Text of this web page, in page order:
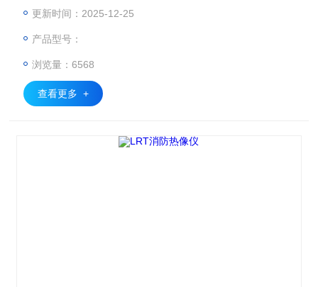
用方式。
更新时间：2025-12-25
产品型号：
浏览量：6568
查看更多 +